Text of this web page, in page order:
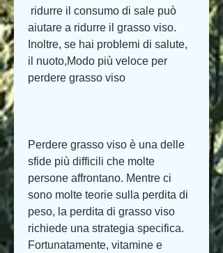
aiutare a ridurre il grasso viso.
Inoltre, se hai problemi di salute,
il nuoto,Modo più veloce per
perdere grasso viso
Perdere grasso viso è una delle
sfide più difficili che molte
persone affrontano. Mentre ci
sono molte teorie sulla perdita di
peso, la perdita di grasso viso
richiede una strategia specifica.
Fortunatamente, vitamine e